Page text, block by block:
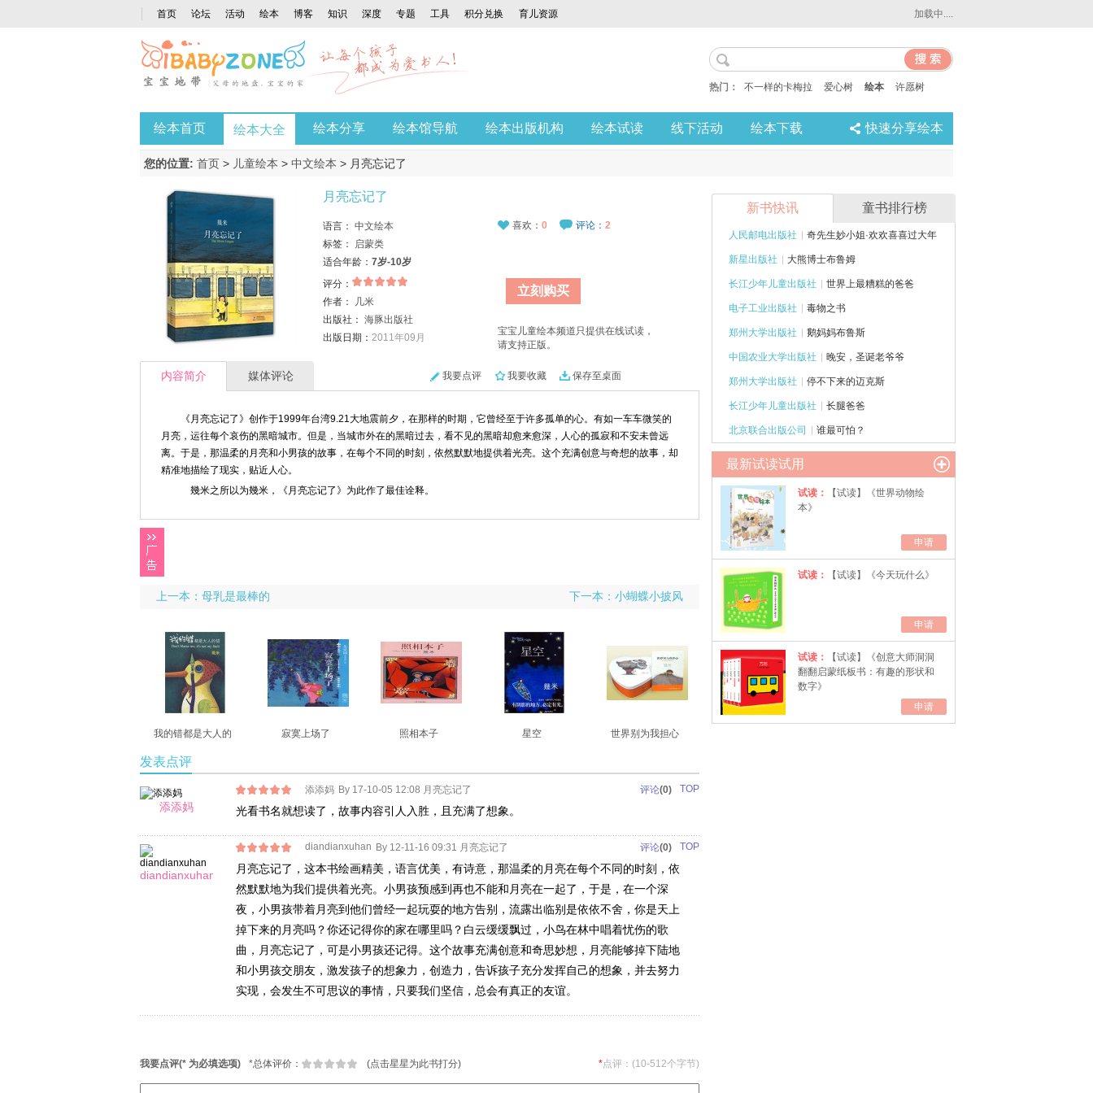
首页 论坛 活动 绘本 博客 知识 深度 专题 工具 积分兑换 育儿资源 加载中....
热门： 不一样的卡梅拉 爱心树 绘本 许愿树
绘本首页 绘本大全 绘本分享 绘本馆导航 绘本出版机构 绘本试读 线下活动 绘本下载 快速分享绘本
您的位置: 首页 > 儿童绘本 > 中文绘本 > 月亮忘记了
月亮忘记了
语言： 中文绘本
标签：
启蒙类
适合年龄： 7岁-10岁
评分：
作者：
几米
出版社： 海豚出版社
出版日期： 2011年09月
喜欢： 0 评论： 2
立刻购买
宝宝 儿童绘本频道只提供在线试读，
请支持正版。
内容简介 媒体评论 我要点评 我要收藏 保存至桌面
《月亮忘记了》创作于1999年台湾9.21大地震前夕，在那样的时期，它曾经至于许多孤单的心。有如一车车微笑的
月亮，运往每个哀伤的黑暗城市。但是，当城市外在的黑暗过去，看不见的黑暗却愈来愈深，人心的孤寂和不安未曾远
离。于是，那温柔的月亮和小男孩的故事，在每个不同的时刻，依然默默地提供着光亮。这个充满创意与奇想的故事，却
精准地描绘了现实，贴近人心。
幾米之所以为幾米，《月亮忘记了》为此作了最佳诠释。
上一本：母乳是最棒的 下一本：小蝴蝶小披风
我的错都是大人的 寂寞上场了 照相本子 星空 世界别为我担心
发表点评
添添妈
添添妈 By 17-10-05 12:08 月亮忘记了 TOP
评论(0)
光看书名就想读了，故事内容引人入胜，且充满了想象。
diandianxuhan
diandianxuhan By 12-11-16 09:31 月亮忘记了 TOP
评论(0)
月亮忘记了，这本书绘画精美，语言优美，有诗意，那温柔的月亮在每个不同的时刻，依
然默默地为我们提供着光亮。小男孩预感到再也不能和月亮在一起了，于是，在一个深
夜，小男孩带着月亮到他们曾经一起玩耍的地方告别，流露出临别是依依不舍，你是天上
掉下来的月亮吗？你还记得你的家在哪里吗？白云缓缓飘过，小鸟在林中唱着忧伤的歌
曲，月亮忘记了，可是小男孩还记得。这个故事充满创意和奇思妙想，月亮能够掉下陆地
和小男孩交朋友，激发孩子的想象力，创造力，告诉孩子充分发挥自己的想象，并去努力
实现，会发生不可思议的事情，只要我们坚信，总会有真正的友谊。
我要点评(* 为必填选项) *总体评价： (点击星星为此书打分) *点评：(10-512个字节)
新书快讯 童书排行榜
人民邮电出版社 奇先生妙小姐·欢欢喜喜过大年
新星出版社 大熊博士布鲁姆
长江少年儿童出版社 世界上最糟糕的爸爸
电子工业出版社 毒物之书
郑州大学出版社 鹅妈妈布鲁斯
中国农业大学出版社 晚安，圣诞老爷爷
郑州大学出版社 停不下来的迈克斯
长江少年儿童出版社 长腿爸爸
北京联合出版公司 谁最可怕？
最新试读试用
试读：
【试读】《世界动物绘
本》
申请
试读： 【试读】《今天玩什么》
申请
试读：
【试读】《创意大师洞洞
翻翻启蒙纸板书：有趣的形状和
数字》
申请